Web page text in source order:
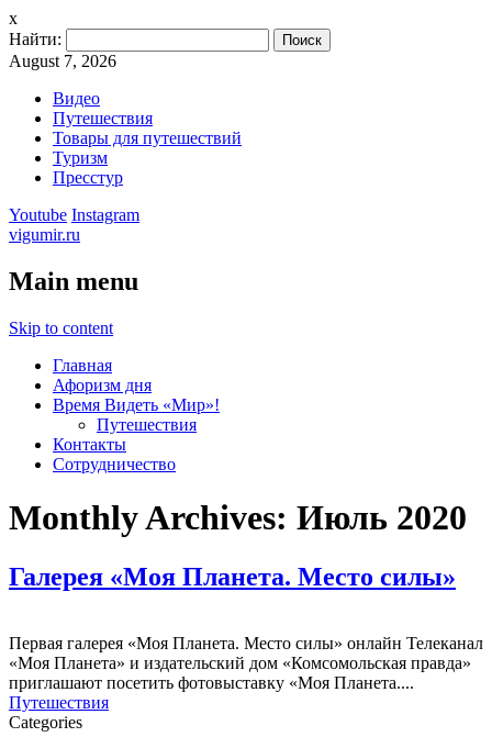
x
Найти:
August 7, 2026
Видео
Путешествия
Товары для путешествий
Туризм
Пресстур
Youtube Instagram
vigumir.ru
Main menu
Skip to content
Главная
Афоризм дня
Время Видеть «Мир»!
Путешествия
Контакты
Сотрудничество
Monthly Archives: Июль 2020
Галерея «Моя Планета. Место силы»
Первая галерея «Моя Планета. Место силы» онлайн Телеканал
«Моя Планета» и издательский дом «Комсомольская правда»
приглашают посетить фотовыставку «Моя Планета....
Путешествия
Categories